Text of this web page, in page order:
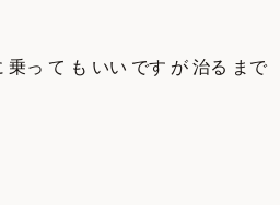
っ て も いい です が 治る まで